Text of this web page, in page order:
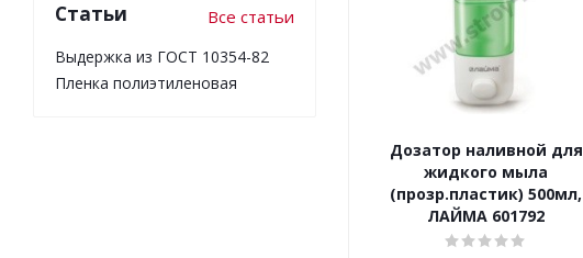
Дозатор наливной для
жидкого мыла
(прозр.пластик) 500мл,
ЛАЙМА 601792
Статьи Все статьи
Выдержка из ГОСТ 10354-82
Пленка полиэтиленовая